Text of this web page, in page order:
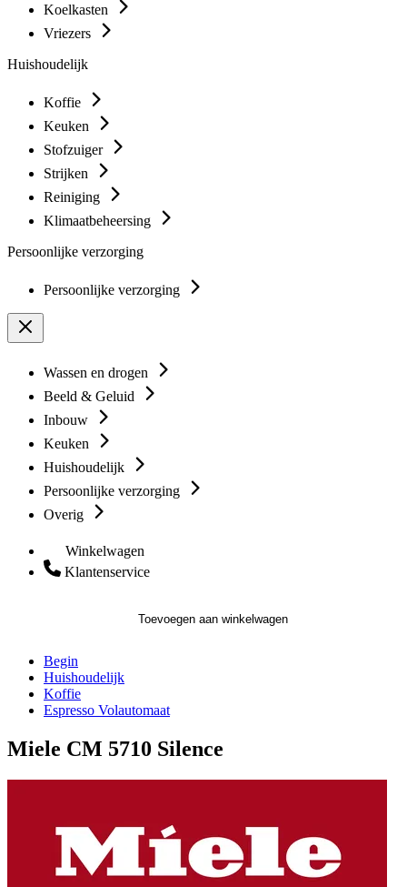
Koelkasten
Vriezers
Huishoudelijk
Koffie
Keuken
Stofzuiger
Strijken
Reiniging
Klimaatbeheersing
Persoonlijke verzorging
Persoonlijke verzorging
Wassen en drogen
Beeld & Geluid
Inbouw
Keuken
Huishoudelijk
Persoonlijke verzorging
Overig
Winkelwagen
Klantenservice
Toevoegen aan winkelwagen
Begin
Huishoudelijk
Koffie
Espresso Volautomaat
Miele CM 5710 Silence